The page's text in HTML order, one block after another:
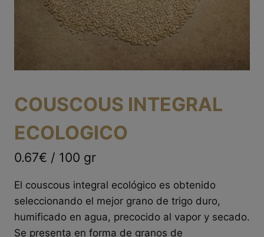
COUSCOUS INTEGRAL
ECOLOGICO
0.67€ / 100 gr
El couscous integral ecológico es obtenido
seleccionando el mejor grano de trigo duro,
humificado en agua, precocido al vapor y secado.
Se presenta en forma de granos de